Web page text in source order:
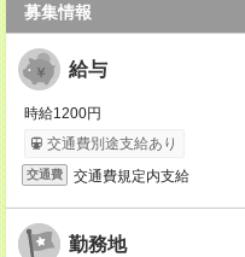
募集情報
給与
時給1200円
交通費別途支給あり
交通費 交通費規定内支給
勤務地